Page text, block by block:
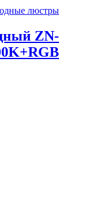
люстры
ZN-